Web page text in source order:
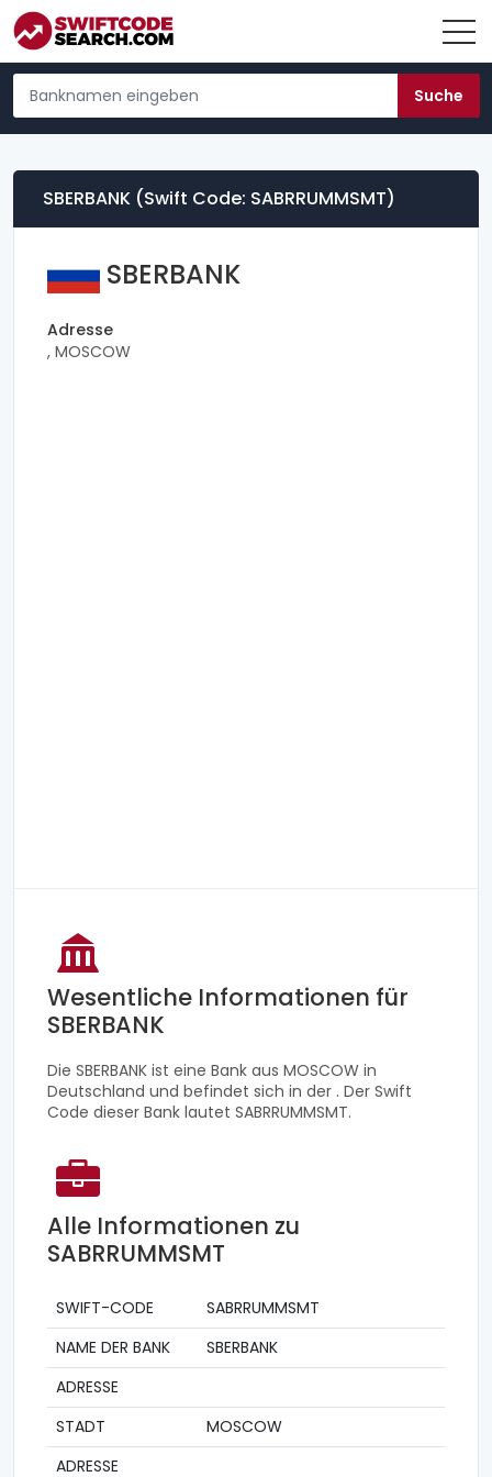
SBERBANK (Swift Code: SABRRUMMSMT)
SBERBANK
Adresse
, MOSCOW
Wesentliche Informationen für
SBERBANK
Die SBERBANK ist eine Bank aus MOSCOW in
Deutschland und befindet sich in der . Der Swift
Code dieser Bank lautet SABRRUMMSMT.
Alle Informationen zu
SABRRUMMSMT
SWIFT-CODE
SABRRUMMSMT
NAME DER BANK
SBERBANK
ADRESSE
STADT
MOSCOW
ADRESSE